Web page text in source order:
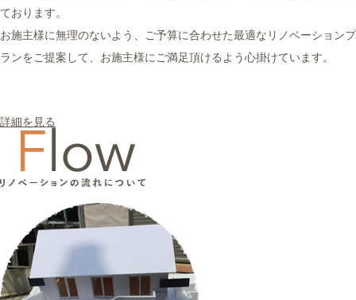
ております。
お施主様に無理のないよう、ご予算に合わせた最適なリノベーションプ
ランをご提案して、お施主様にご満足頂けるよう心掛けています。
詳細を見る